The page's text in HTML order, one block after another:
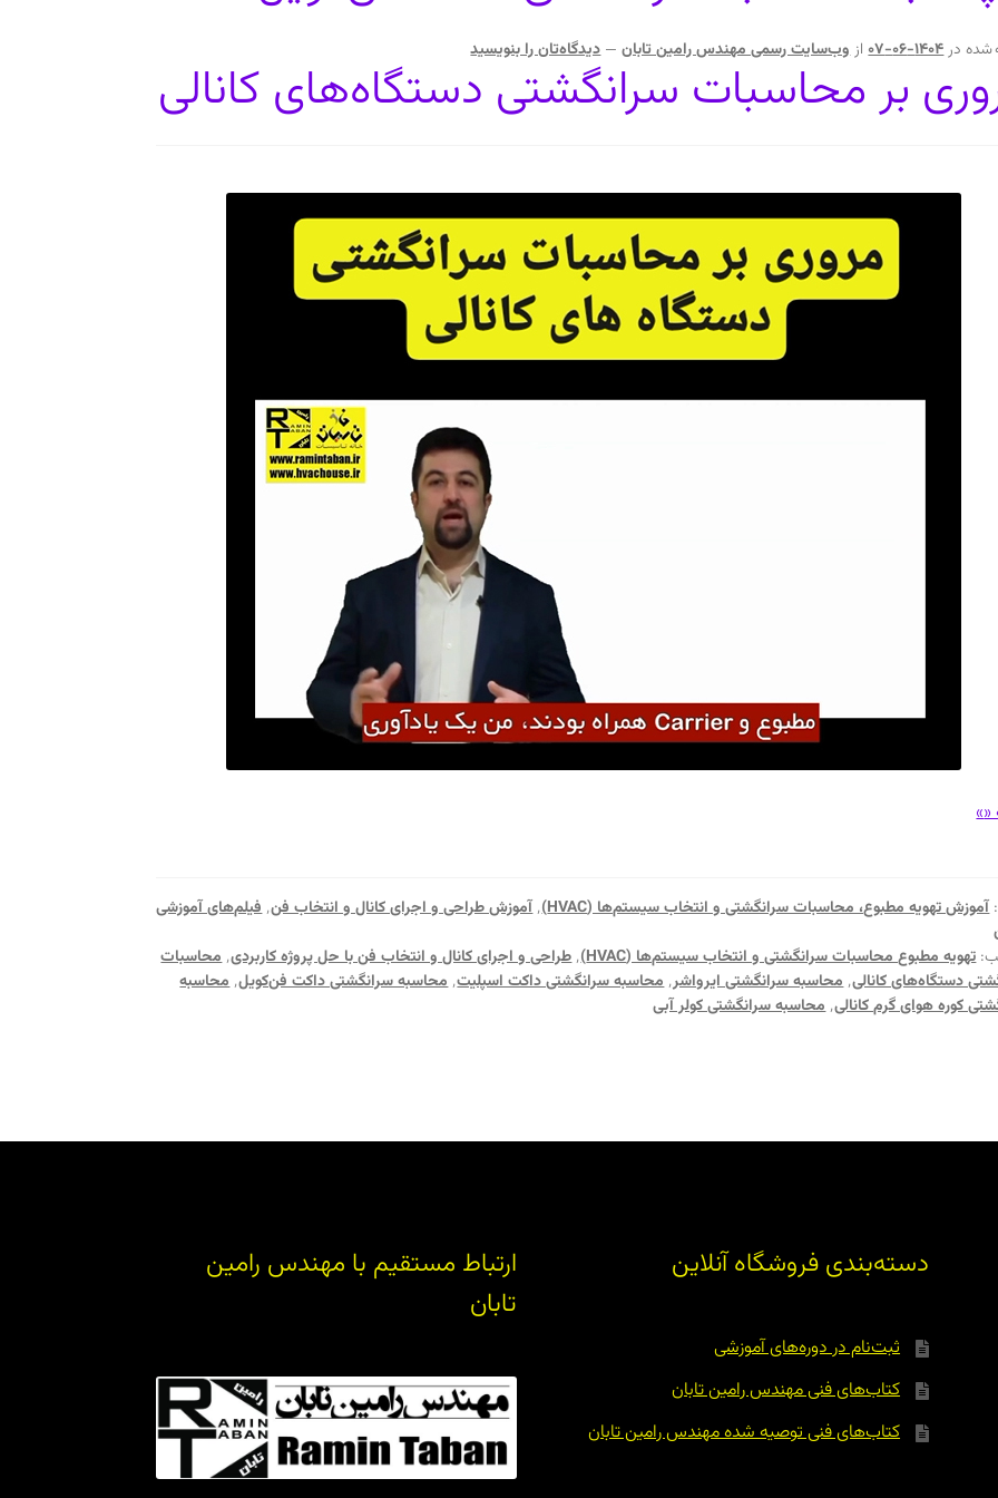
شده در1404-06-07 ازوب‌سایت رسمی مهندس رامین تابان —دیدگاه‌تان را بنویسید
بر محاسبات سرانگشتی دستگاه‌های کانالی
«مروری
سرانگشتی
دستگاه‌های
کانالی
»
آموزش تهویه مطبوع، محاسبات سرانگشتی و انتخاب سیستم‌ها (HVAC) ٬آموزش طراحی و اجرای کانال و انتخاب فن٬فیلم‌های آموزشی
تهویه مطبوع محاسبات سرانگشتی و انتخاب سیستم‌ها (HVAC) ٬طراحی و اجرای کانال و انتخاب فن با حل پروژه کاربردی٬محاسبات
دستگاه‌های کانالی٬محاسبه سرانگشتی ایرواشر٬محاسبه سرانگشتی داکت اسپلیت٬محاسبه سرانگشتی داکت فن‌کویل٬محاسبه
کوره هوای گرم کانالی٬محاسبه سرانگشتی کولر آبی
دسته‌بندی فروشگاه آنلاین
ثبت‌نام در دوره‌های آموزشی
کتاب‌های فنی مهندس رامین تابان
کتاب‌های فنی توصیه شده مهندس رامین تابان
ارتباط مستقیم با مهندس رامین
تابان